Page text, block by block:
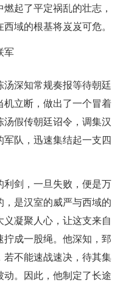
起了平定祸乱的壮志，
域的根基将岌岌可危。
军
深知常规奏报等待朝廷
机立断，做出了一个冒着
假传朝廷诏令，调集汉
队，迅速集结起一支四
剑，一旦失败，便是万
是汉室的威严与西域的
凝聚人心，让这支来自
成一股绳。他深知，郅
若不能速战速决，待其集
。因此，他制定了长途